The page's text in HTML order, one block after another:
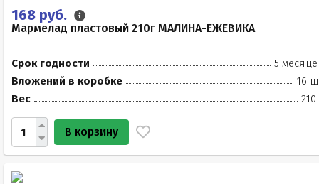
168 руб.
Мармелад пластовый 210г МАЛИНА-ЕЖЕВИКА
Срок годности
5
Вложений в коробке
16
Вес
210
В корзину